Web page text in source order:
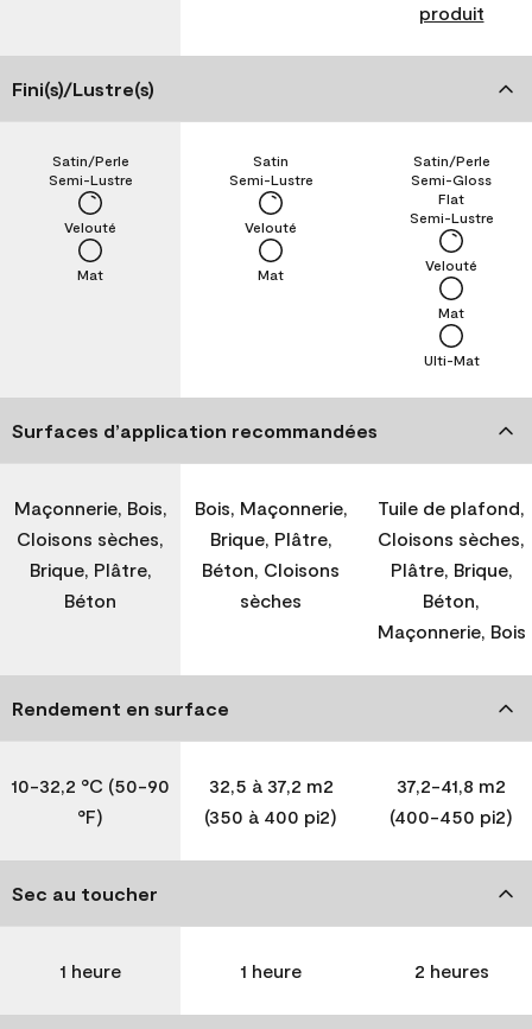
produit
Fini(s)/Lustre(s)
Mat
Velouté
Semi-Lustre
Satin/Perle
Mat
Velouté
Semi-Lustre
Satin
Ulti-Mat
Mat
Velouté
Semi-Lustre
Flat
Semi-Gloss
Satin/Perle
Surfaces d’application recommandées
Maçonnerie, Bois,
Cloisons sèches,
Brique, Plâtre,
Béton
Bois, Maçonnerie,
Brique, Plâtre,
Béton, Cloisons
sèches
Tuile de plafond,
Cloisons sèches,
Plâtre, Brique,
Béton,
Maçonnerie, Bois
Rendement en surface
10-32,2 °C (50-90
°F)
32,5 à 37,2 m2
(350 à 400 pi2)
37,2-41,8 m2
(400-450 pi2)
Sec au toucher
1 heure 1 heure 2 heures